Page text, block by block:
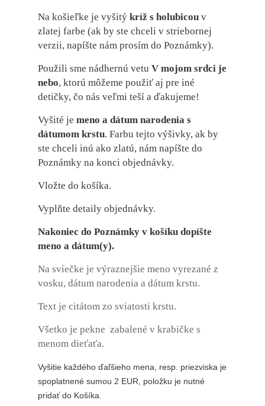
Na košieľke je vyšitý kríž s holubicou v
zlatej farbe (ak by ste chceli v striebornej
verzii, napíšte nám prosím do Poznámky).
Použili sme nádhernú vetu V mojom srdci je
nebo, ktorú môžeme použiť aj pre iné
detičky, čo nás veľmi teší a ďakujeme!
Vyšité je meno a dátum narodenia s
dátumom krstu. Farbu tejto výšivky, ak by
ste chceli inú ako zlatú, nám napíšte do
Poznámky na konci objednávky.
Vložte do košíka.
Vyplňte detaily objednávky.
Nakoniec do Poznámky v košíku dopíšte
meno a dátum(y).
Na sviečke je výraznejšie meno vyrezané z
vosku, dátum narodenia a dátum krstu.
Text je citátom zo sviatosti krstu.
Všetko je pekne zabalené v krabičke s
menom dieťaťa.
Vyšitie každého ďaľšieho mena, resp. priezviska je
spoplatnené sumou 2 EUR, položku je nutné
pridať do Košíka.